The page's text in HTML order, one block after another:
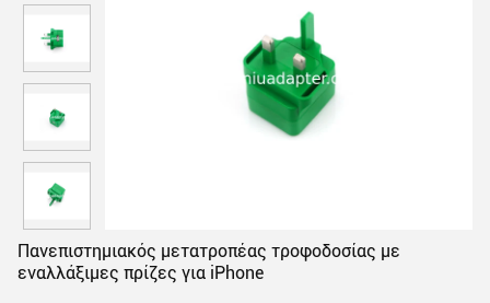
Πανεπιστημιακός μετατροπέας τροφοδοσίας με
εναλλάξιμες πρίζες για iPhone